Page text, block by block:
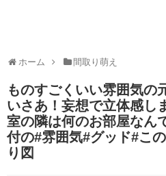
ホーム 間取り萌え
ものすごくいい雰囲気の
いさあ！妄想で立体感し
室の隣は何のお部屋なん
付の#雰囲気#グッド#こ
り図